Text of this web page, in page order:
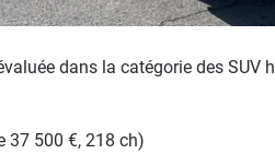
dans la catégorie des SUV
37 500 €, 218 ch)